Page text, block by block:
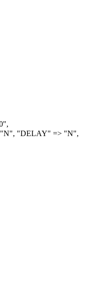
"N", "DELAY" => "N",